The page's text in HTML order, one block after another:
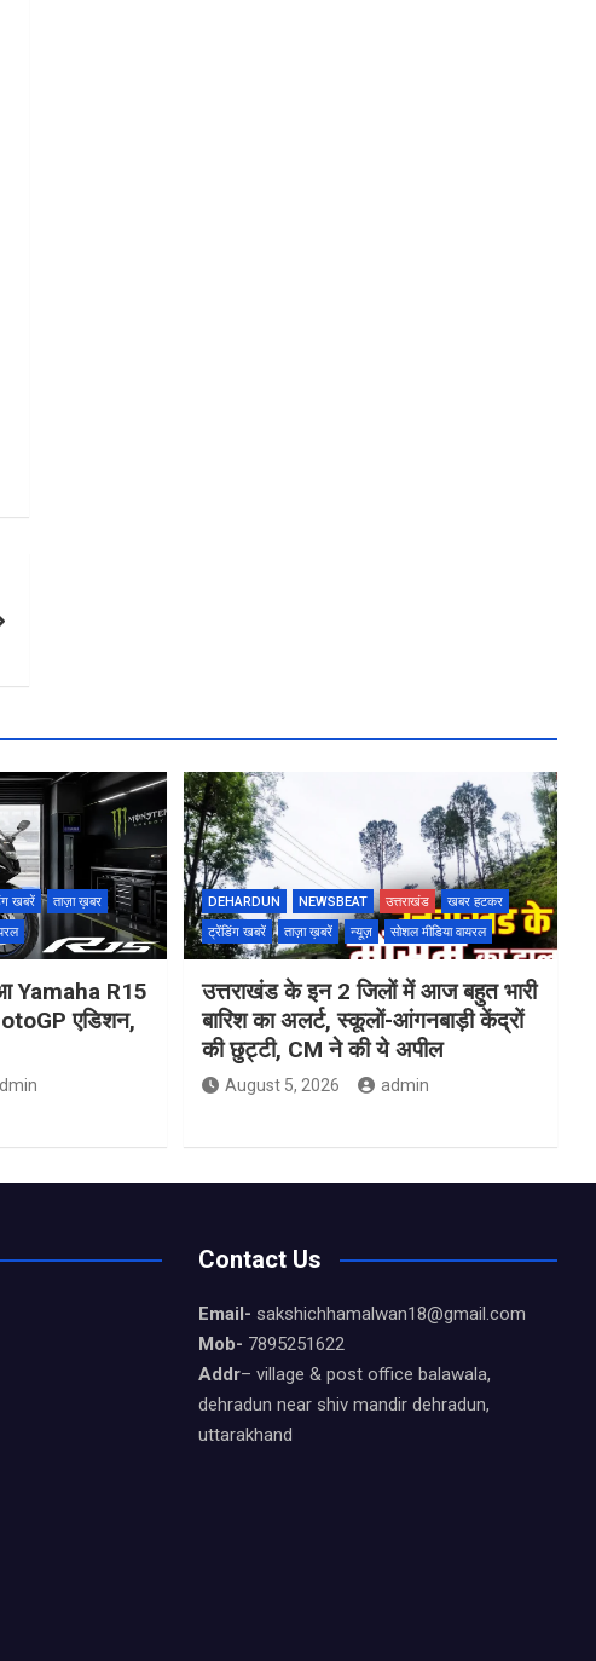
खबरें
ताज़ा ख़बर
Yamaha R15
एडिशन,
DEHARDUN NEWSBEAT उत्तराखंड
खबर हटकर
ट्रेंडिंग खबरें
ताज़ा ख़बरें न्यूज़ सोशल मीडिया वायरल
उत्तराखंड के इन 2 जिलों में आज बहुत भारी
बारिश का अलर्ट, स्कूलों-आंगनबाड़ी केंद्रों
की छुट्टी, CM ने की ये अपील
August 5, 2026 admin
Contact Us
Email- sakshichhamalwan18@gmail.com
Mob- 7895251622
Addr– village & post office balawala,
dehradun near shiv mandir dehradun,
uttarakhand